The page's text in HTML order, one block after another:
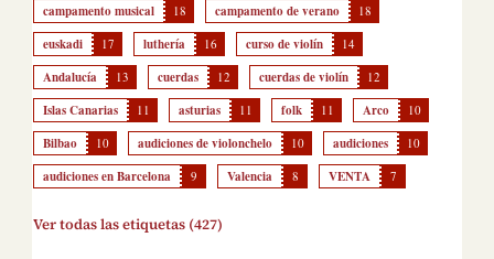
campamento musical 18 campamento de verano 18
euskadi 17 luthería 16 curso de violín 14
Andalucía 13 cuerdas 12 cuerdas de violín 12
Islas Canarias 11 asturias 11 folk 11 Arco 10
Bilbao 10 audiciones de violonchelo 10 audiciones 10
audiciones en Barcelona 9 Valencia 8 VENTA 7
Ver todas las etiquetas (427)